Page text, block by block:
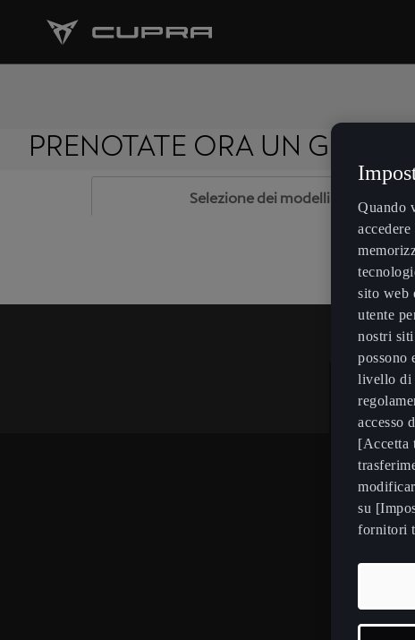
PRENOTATE ORA UN GIRO
Quando
sito web
utente
nostri
possono
livello di
accesso
[Accetta
su
fornitori